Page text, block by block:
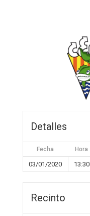
Detalles
Fecha Hora
03/01/2020 13:30
Recinto